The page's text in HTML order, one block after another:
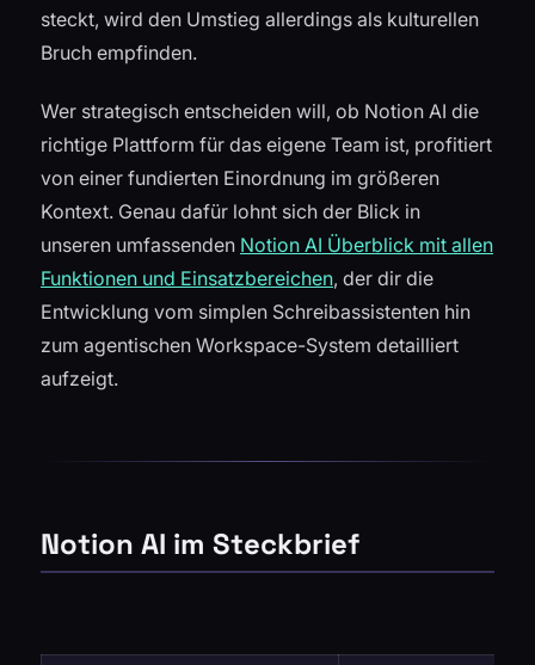
steckt, wird den Umstieg allerdings als kulturellen
Bruch empfinden.
Wer strategisch entscheiden will, ob Notion AI die
richtige Plattform für das eigene Team ist, profitiert
von einer fundierten Einordnung im größeren
Kontext. Genau dafür lohnt sich der Blick in
unseren umfassenden Notion AI Überblick mit allen
Funktionen und Einsatzbereichen, der dir die
Entwicklung vom simplen Schreibassistenten hin
zum agentischen Workspace-System detailliert
aufzeigt.
Notion AI im Steckbrief